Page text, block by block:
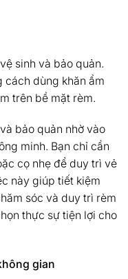
sinh và bảo quản.
cách dùng khăn ẩm
trên bề mặt rèm.
bảo quản nhờ vào
minh. Bạn chỉ cần
cọ nhẹ để duy trì vẻ
này giúp tiết kiệm
sóc và duy trì rèm
thực sự tiện lợi cho
gian